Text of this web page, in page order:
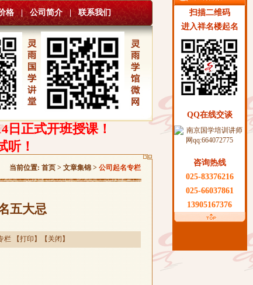
扫描二维码
进入祥名楼起名
QQ在线交谈
咨询热线
025-83376216
025-66037861
13905167376
格 公司简介 联系我们
日正式开班授课！
听！
当前位置: 首页 > 文章集锦 > 公司起名专栏
五大忌
栏 【打印 】【 关闭 】